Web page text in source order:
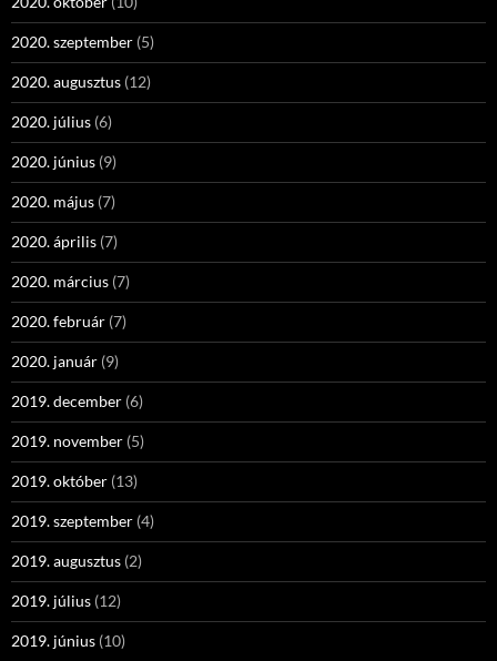
2020. szeptember (5)
2020. augusztus (12)
2020. július (6)
2020. június (9)
2020. május (7)
2020. április (7)
2020. március (7)
2020. február (7)
2020. január (9)
2019. december (6)
2019. november (5)
2019. október (13)
2019. szeptember (4)
2019. augusztus (2)
2019. július (12)
2019. június (10)